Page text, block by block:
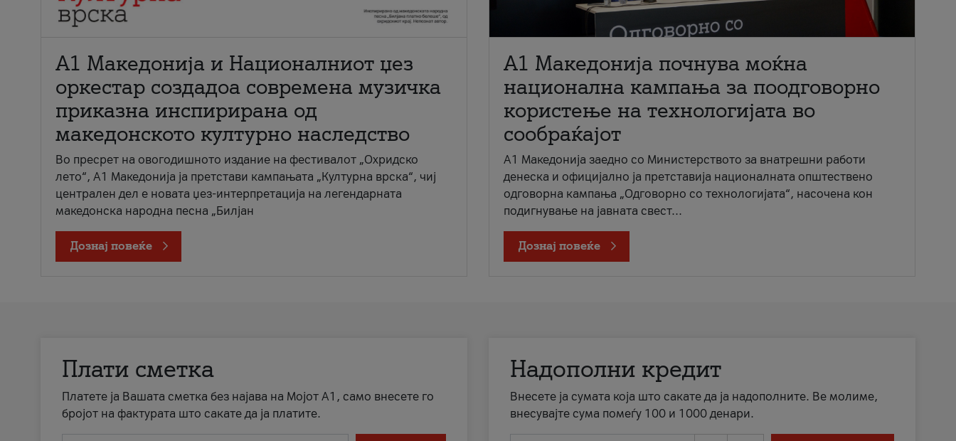
А1 Македонија и Националниот џез
оркестар создадоа современа музичка
приказна инспирирана од
македонското културно наследство
Во пресрет на овогодишното издание на фестивалот „Охридско
лето“, А1 Македонија ја претстави кампањата „Културна врска“, чиј
централен дел е новата џез-интерпретација на легендарната
македонска народна песна „Билјан
Дознај повеќе
A1 Македонија почнува моќна
национална кампања за поодговорно
користење на технологијата во
сообраќајот
A1 Македонија заедно со Министерството за внатрешни работи
денеска и официјално ја претставија националната општествено
одговорна кампања „Одговорно со технологијата“, насочена кон
подигнување на јавната свест...
Дознај повеќе
Плати сметка
Платете ја Вашата сметка без најава на Мојот А1, само внесете го
бројот на фактурата што сакате да ја платите.
Надополни кредит
Внесете ја сумата која што сакате да ја надополните. Ве молиме,
внесувајте сума помеѓу 100 и 1000 денари.